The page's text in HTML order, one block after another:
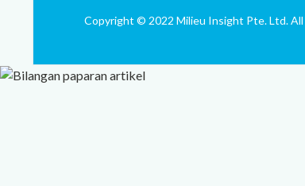
Copyright © 2022 Milieu Insight Pte. Ltd.